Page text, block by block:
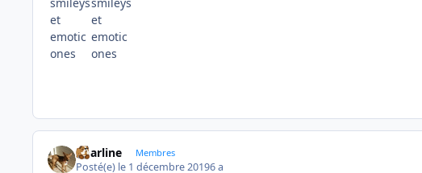
Charline Membres
Posté(e) le 1 décembre 20196 a